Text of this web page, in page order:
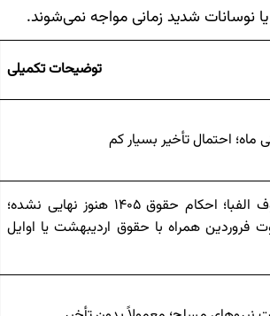
نوسانات شدید زمانی مواجه نمی‌شوند.
توضیحات تکمیلی
ماه؛ احتمال تأخیر بسیار کم
پرداخت بر اساس حروف الفبا؛ احکام حقوق ۱۴۰۵ هنوز نهایی نشده؛
فروردین همراه با حقوق اردیبهشت یا اوایل